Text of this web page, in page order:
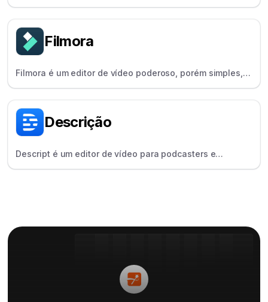
vídeo com IA que transforma vídeos longos em clipes
Filmora
Filmora é um editor de vídeo poderoso, porém simples,
para criadores em crescimento, popular por suas
Descrição
Descript é um editor de vídeo para podcasters e
YouTubers que permite editar vídeos como texto, com